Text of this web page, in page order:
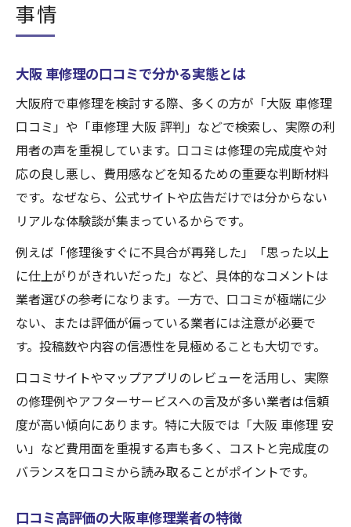
事情
大阪 車修理の口コミで分かる実態とは
大阪府で車修理を検討する際、多くの方が「大阪 車修理
口コミ」や「車修理 大阪 評判」などで検索し、実際の利
用者の声を重視しています。口コミは修理の完成度や対
応の良し悪し、費用感などを知るための重要な判断材料
です。なぜなら、公式サイトや広告だけでは分からない
リアルな体験談が集まっているからです。
例えば「修理後すぐに不具合が再発した」「思った以上
に仕上がりがきれいだった」など、具体的なコメントは
業者選びの参考になります。一方で、口コミが極端に少
ない、または評価が偏っている業者には注意が必要で
す。投稿数や内容の信憑性を見極めることも大切です。
口コミサイトやマップアプリのレビューを活用し、実際
の修理例やアフターサービスへの言及が多い業者は信頼
度が高い傾向にあります。特に大阪では「大阪 車修理 安
い」など費用面を重視する声も多く、コストと完成度の
バランスを口コミから読み取ることがポイントです。
口コミ高評価の大阪車修理業者の特徴